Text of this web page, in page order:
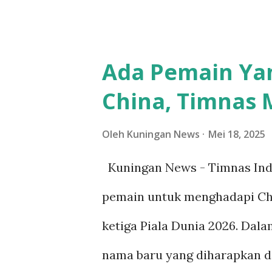
menggali lebih dalam
banyak orang yang
perilaku maksiat. Dalam sesi
yang mempengaruhi situasi
penting diantaranya yaitu:
antara religiusitas formal
yang menjalankan ritual
Ada Pemain
China, Timnas
Oleh Kuningan News Mei 18, 2025
Kuningan News - Timnas
pemain untuk menghadapi
ketiga Piala Dunia 2026.
nama baru yang diharapkan